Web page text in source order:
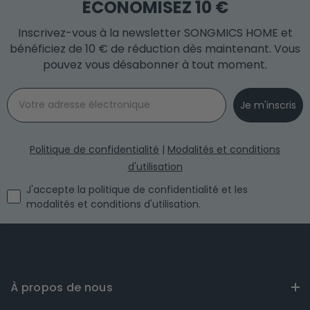
ÉCONOMISEZ 10 €
Inscrivez-vous à la newsletter SONGMICS HOME et
bénéficiez de 10 € de réduction dès maintenant. Vous
pouvez vous désabonner à tout moment.
Email
Je m'inscris
Politique de confidentialité | Modalités et conditions
d'utilisation
I agree with the privacy policy and the terms and
J'accepte la politique de confidentialité et les
modalités et conditions d'utilisation.
À propos de nous